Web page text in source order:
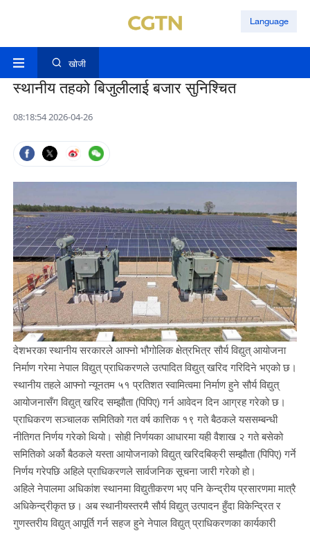
Language
खोजी
स्थानीय तहको बिजुलीलाई बजार सुनिश्चित
08:18:54 2026-04-26
देशभरका स्थानीय सरकारले आफ्नो भौगोलिक क्षेत्रभित्र सौर्य विद्युत् आयोजना
निर्माण गरेमा नेपाल विद्युत् प्राधिकरणले उत्पादित विद्युत् खरिद गरिदिने भएको छ।
स्थानीय तहले आफ्नो न्यूनतम ५१ प्रतिशत स्वामित्वमा निर्माण हुने सौर्य विद्युत्
आयोजनासँग विद्युत् खरिद सम्झौता (पिपिए) गर्न आवेदन दिन आग्रह गरेको छ।
प्राधिकरण सञ्चालक समितिको गत वर्ष कात्तिक १९ गते बैठकले यससम्बन्धी
नीतिगत निर्णय गरेको थियो। सोही निर्णयका आधारमा यही वैशाख २ गते बसेको
समितिको अर्को बैठकले यस्ता आयोजनाको विद्युत् खरिदबिक्री सम्झौता (पिपिए) गर्ने
निर्णय गरेपछि अहिले प्राधिकरणले सार्वजनिक सूचना जारी गरेको हो।
अहिले नेपालमा अधिकांश स्थानमा विद्युतीकरण भए पनि केन्द्रीय प्रसारणमा मात्रै
अधिकेन्द्रीकृत छ। अब स्थानीयस्तरमै सौर्य विद्युत् उत्पादन हुँदा विकेन्द्रित र
गुणस्तरीय विद्युत् आपूर्ति गर्न सहज हुने नेपाल विद्युत् प्राधिकरणका कार्यकारी